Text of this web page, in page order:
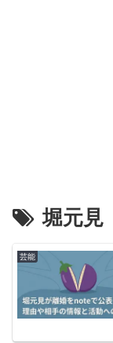
堀元見
芸能